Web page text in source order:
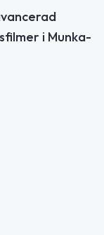
i Munka-